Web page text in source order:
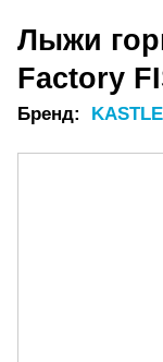
Лыжи
Factory
Бренд: KASTLE